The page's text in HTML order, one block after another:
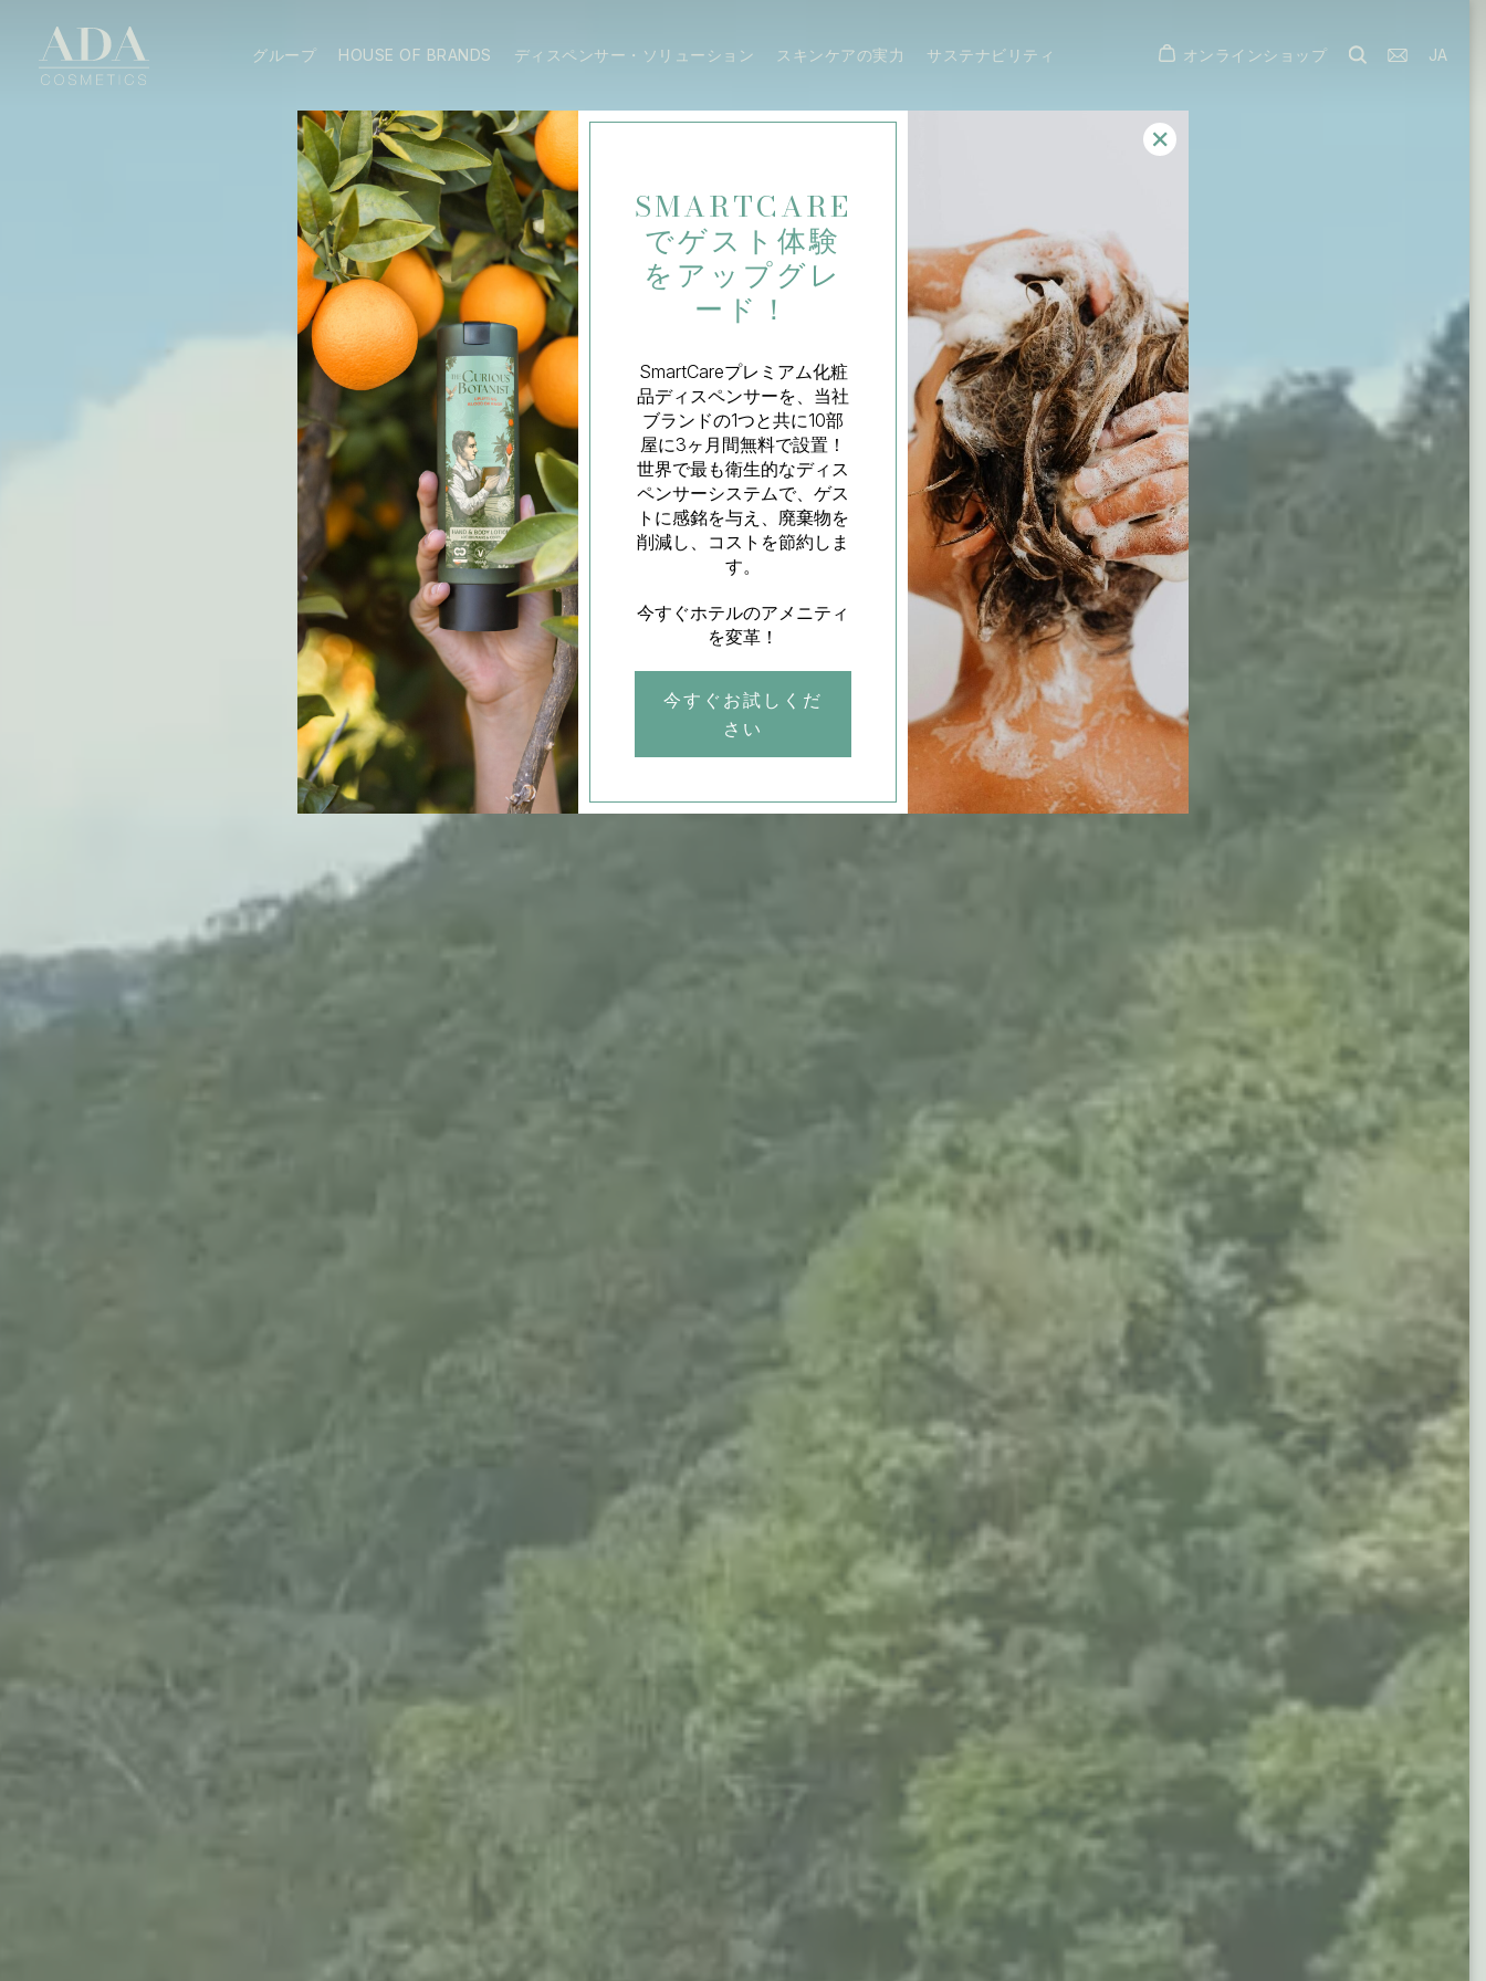
グループ HOUSE OF BRANDS ディスペンサー・ソリューション スキンケアの実力 サステナビリティ オンラインショップ JA
ホテル専用の
SMARTCARE
をお試しくだ
さい！
ホルダー付きの無料サンプ
ルディスペンサーを手に入
れ、世界で最も衛生的で持
続可能なホテル化粧品シス
テムを体験してください。
プレミアムデザイン。 最大
限の衛生。 より賢い持続可
能性。
今すぐサンプルを
手に入れよう！
✕